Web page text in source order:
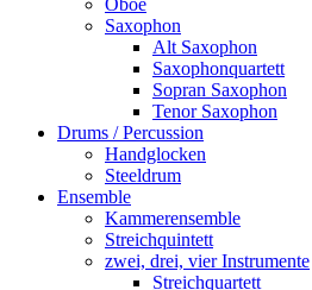
Saxophon
Alt Saxophon
Saxophonquartett
Sopran Saxophon
Tenor Saxophon
Drums / Percussion
Handglocken
Steeldrum
Ensemble
Kammerensemble
Streichquintett
zwei, drei, vier Instrumente
Streichquartett